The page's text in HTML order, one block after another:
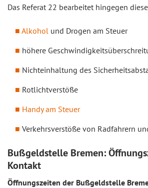
Das Referat 22 bearbeitet hingegen
Alkohol und Drogen am Steuer
höhere
Nichteinhaltung des
Rotlichtverstöße
Handy am Steuer
Verkehrsverstöße von Radfahrern
Bußgeldstelle Bremen:
Kontakt
Öffnungszeiten der Bußgeldstelle